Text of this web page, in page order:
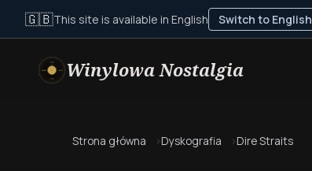
🇬🇧This site is available in English Switch to English
Winylowa Nostalgia
Strona główna Dyskografia Dire Straits